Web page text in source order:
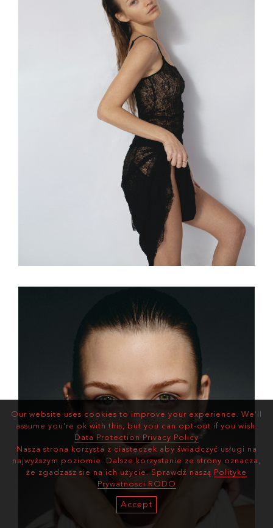
Our website uses cookies to improve your experience. We'll
assume you're ok with this, but you can opt-out if you wish.
Data Protection Privacy Policy
Nasza strona korzysta z ciasteczek aby świadczyć usługi na
najwyższym poziomie. Dalsze korzystanie ze strony oznacza,
że zgadzasz sie na ich użycie. Sprawdź naszą Polityke
Prywatnosci RODO
Accept